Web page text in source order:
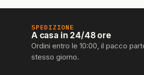
SPEDIZIONE
A casa in 24/48 ore
Ordini entro le 10:00, il pacco
stesso giorno.